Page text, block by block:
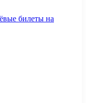
билеты на